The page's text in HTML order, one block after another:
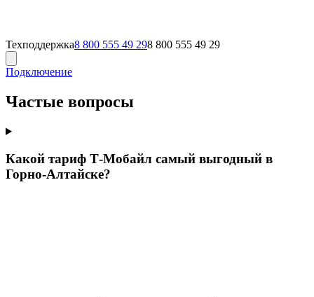
Техподдержка8 800 555 49 298 800 555 49 29
Подключение
Частые вопросы
Какой тариф Т‑Мобайл самый выгодный в
Горно-Алтайске?